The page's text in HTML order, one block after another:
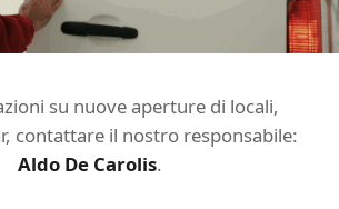
su nuove aperture di locali,
contattare il nostro responsabile:
Aldo De Carolis.